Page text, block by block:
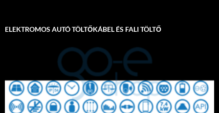
ELEKTROMOS AUTÓ TÖLTŐKÁBEL ÉS FALI TÖLTŐ